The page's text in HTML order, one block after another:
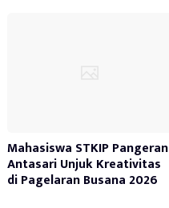
Mahasiswa STKIP Pangeran
Antasari Unjuk Kreativitas
di Pagelaran Busana 2026